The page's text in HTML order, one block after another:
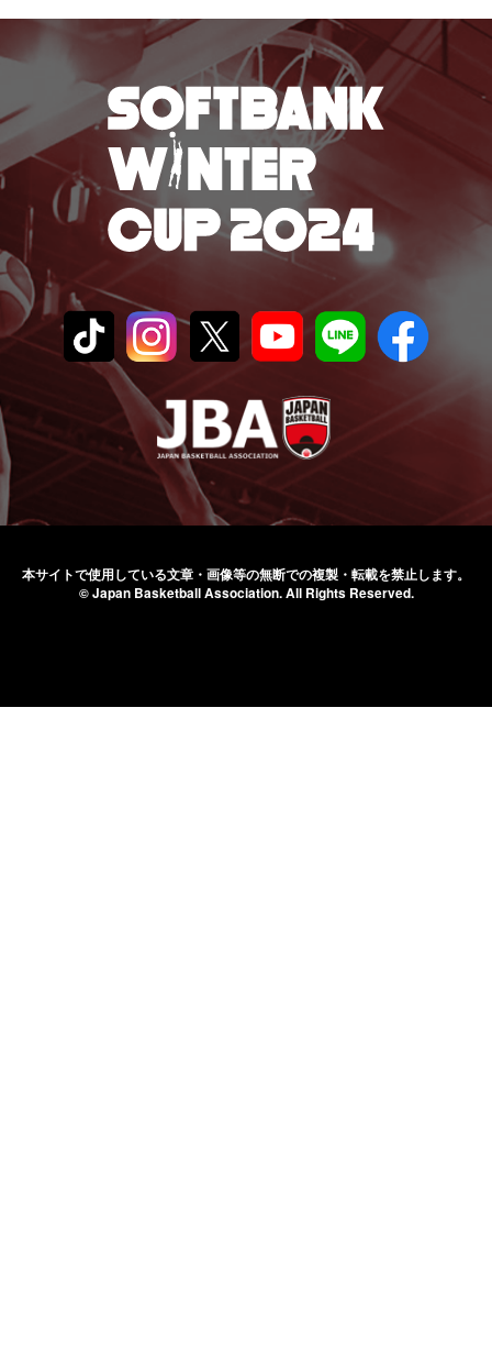
本サイトで使用している文章・画像等の無断での複製・転載を禁止します。
© Japan Basketball Association.All Rights Reserved.